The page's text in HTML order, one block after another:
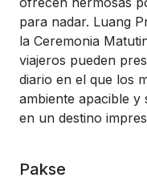
para nadar. Luang
la Ceremonia
viajeros pueden
diario en el que los
ambiente apacible
en un destino
Pakse